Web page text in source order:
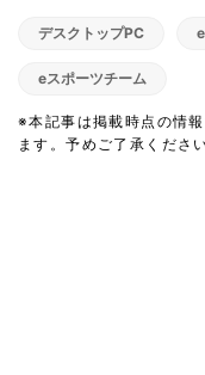
デスクトップPC
eスポーツチーム
※本記事は掲載時点の情
ます。予めご了承ください